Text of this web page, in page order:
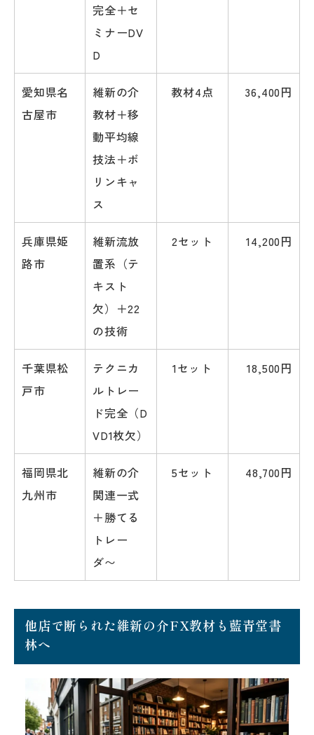
完全＋セ
ミナーDV
D
愛知県名
古屋市
維新の介
教材＋移
動平均線
技法＋ボ
リンキャ
ス
教材4点 36,400円
兵庫県姫
路市
維新流放
置系（テ
キスト
欠）＋22
の技術
2セット 14,200円
千葉県松
戸市
テクニカ
ルトレー
ド完全（D
VD1枚欠）
1セット 18,500円
福岡県北
九州市
維新の介
関連一式
＋勝てる
トレー
ダ〜
5セット 48,700円
他店で断られた維新の介FX教材も藍青堂書
林へ